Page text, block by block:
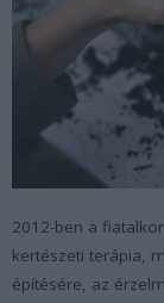
2012-ben a
kertészeti terápia,
építésére, az